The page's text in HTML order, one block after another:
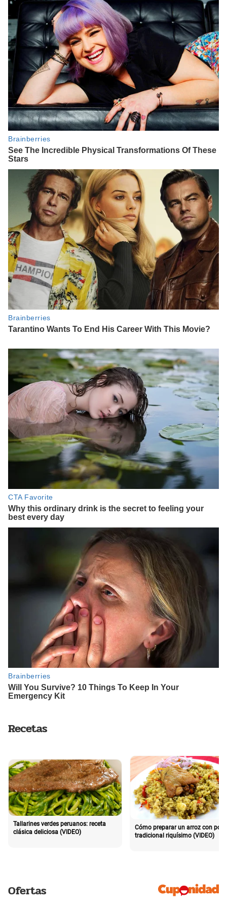
Recetas
Tallarines verdes peruanos: receta
clásica deliciosa (VIDEO)
Cómo preparar un arroz con pollo
tradicional riquísimo (VIDEO)
Ofertas